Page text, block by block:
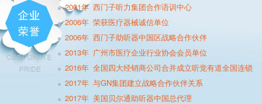
2001年 西门子听力集团合作语训中心
2006年 荣获医疗器械诚信单位
2006年 西门子助听器中国区战略合作伙伴
2013年 广州市医疗企业行业协会会员单位
2016年 全国四大经销商公司合并成立听觉有道全国连锁
2017年 与GN集团建立战略合作伙伴关系
2017年 美国贝尔通助听器中国总代理